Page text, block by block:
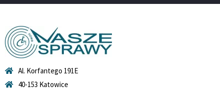
Al. Korfantego 191E
40-153 Katowice